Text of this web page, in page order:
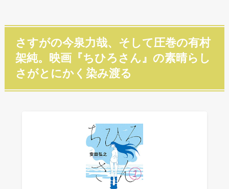
さすがの今泉力哉、そして圧巻の有村
架純。映画『ちひろさん』の素晴らし
さがとにかく染み渡る